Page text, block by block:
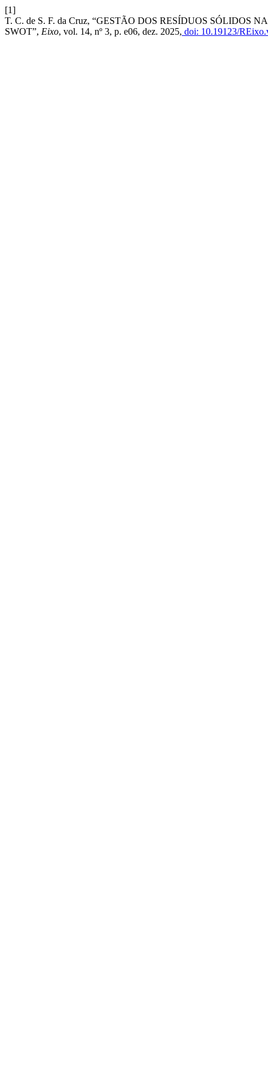
[1]
T. C. de S. F. da Cruz, “GESTÃO DOS RESÍDUOS
SWOT”, Eixo, vol. 14, nº 3, p. e06, dez. 2025, doi: 10.19123/